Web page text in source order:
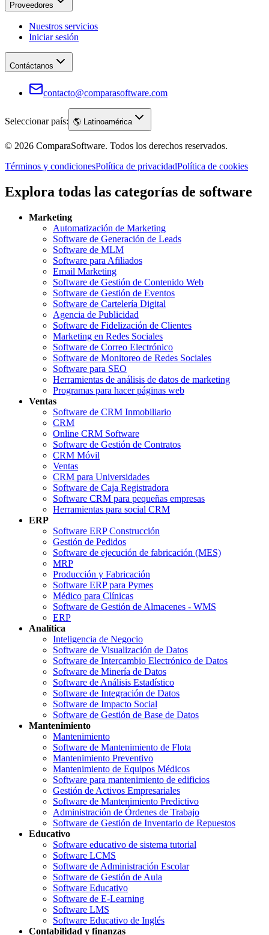
Proveedores
Nuestros servicios
Iniciar sesión
Contáctanos
contacto@comparasoftware.com
Seleccionar país: 🌎 Latinoamérica
© 2026 ComparaSoftware. Todos los derechos reservados.
Términos y condicionesPolítica de privacidadPolítica de cookies
Explora todas las categorías de software
Marketing
Automatización de Marketing
Software de Generación de Leads
Software de MLM
Software para Afiliados
Email Marketing
Software de Gestión de Contenido Web
Software de Gestión de Eventos
Software de Cartelería Digital
Agencia de Publicidad
Software de Fidelización de Clientes
Marketing en Redes Sociales
Software de Correo Electrónico
Software de Monitoreo de Redes Sociales
Software para SEO
Herramientas de análisis de datos de marketing
Programas para hacer páginas web
Ventas
Software de CRM Inmobiliario
CRM
Online CRM Software
Software de Gestión de Contratos
CRM Móvil
Ventas
CRM para Universidades
Software de Caja Registradora
Software CRM para pequeñas empresas
Herramientas para social CRM
ERP
Software ERP Construcción
Gestión de Pedidos
Software de ejecución de fabricación (MES)
MRP
Producción y Fabricación
Software ERP para Pymes
Médico para Clínicas
Software de Gestión de Almacenes - WMS
ERP
Analítica
Inteligencia de Negocio
Software de Visualización de Datos
Software de Intercambio Electrónico de Datos
Software de Minería de Datos
Software de Análisis Estadístico
Software de Integración de Datos
Software de Impacto Social
Software de Gestión de Base de Datos
Mantenimiento
Mantenimiento
Software de Mantenimiento de Flota
Mantenimiento Preventivo
Mantenimiento de Equipos Médicos
Software para mantenimiento de edificios
Gestión de Activos Empresariales
Software de Mantenimiento Predictivo
Administración de Órdenes de Trabajo
Software de Gestión de Inventario de Repuestos
Educativo
Software educativo de sistema tutorial
Software LCMS
Software de Administración Escolar
Software de Gestión de Aula
Software Educativo
Software de E-Learning
Software LMS
Software Educativo de Inglés
Contabilidad y finanzas